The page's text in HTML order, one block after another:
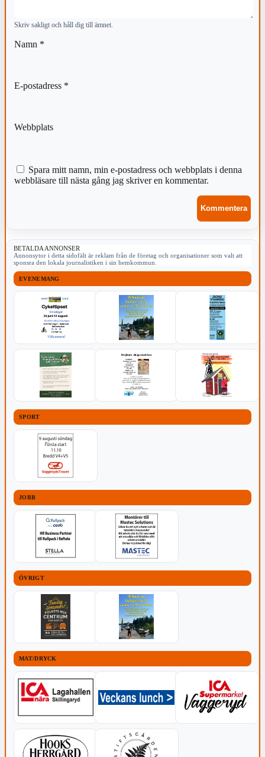
Skriv sakligt och håll dig till ämnet.
Namn *
E-postadress *
Webbplats
Spara mitt namn, min e-postadress och webbplats i denna
webbläsare till nästa gång jag skriver en kommentar.
BETALDA ANNONSER
Annonsytor i detta sidofält är reklam från de företag och organisationer som valt att
sponsra den lokala journalistiken i sin hemkommun.
EVENEMANG
SPORT
JOBB
ÖVRIGT
MAT/DRYCK